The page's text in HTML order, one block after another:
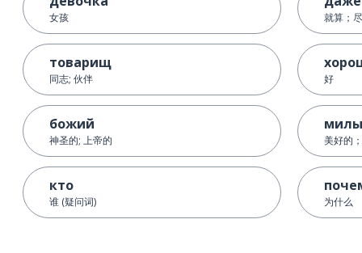
女孩
товарищ
同志; 伙伴
божий
神圣的; 上帝的
кто
谁 (疑问词)
就算；
好
美好的
为什么